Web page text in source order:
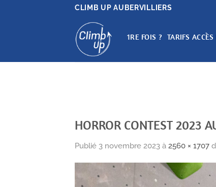
CLIMB UP AUBERVILLIERS
1RE FOIS ? TARIFS
HORROR CONTEST 2023
Publié 3 novembre 2023 à 2560 × 1707